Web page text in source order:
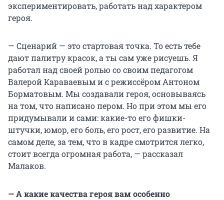
экспериментировать, работать над характером
героя.
— Сценарий — это стартовая точка. То есть тебе
дают палитру красок, а ты сам уже рисуешь. Я
работал над своей ролью со своим педагогом
Валерой Караваевым и с режиссёром Антоном
Борматовым. Мы создавали героя, основываясь
на том, что написано пером. Но при этом мы его
придумывали и сами: какие-то его фишки-
штучки, юмор, его боль, его рост, его развитие. На
самом деле, за тем, что в кадре смотрится легко,
стоит всегда огромная работа, — рассказал
Малаков.
— А какие качества героя вам особенно